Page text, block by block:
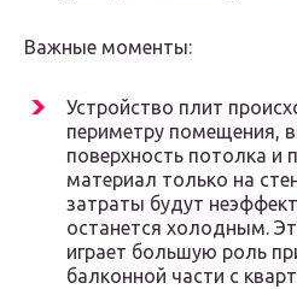
Важные моменты:
Устройство плит
периметру помещения,
поверхность потолка и
материал только на
затраты будут
останется холодным.
играет большую роль
балконной части с